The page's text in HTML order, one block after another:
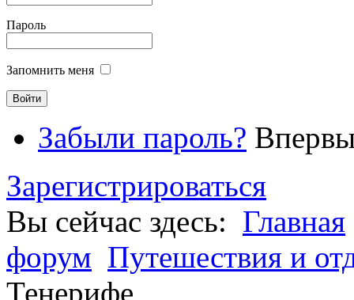
Пароль
Запомнить меня
Забыли пароль?
Зарегистрироваться
Вы сейчас здесь: Главная
форум Путешествия и
Тенерифе